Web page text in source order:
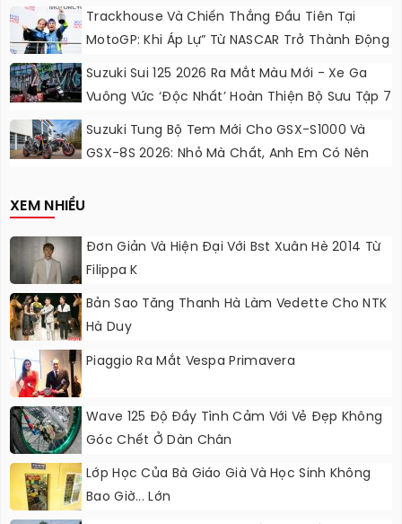
Chơi, Thêm Cá Tính
Trackhouse Và Chiến Thắng Đầu Tiên Tại
MotoGP: Khi Áp Lự” Từ NASCAR Trở Thành Động
Lực Ngọt Ngào
Suzuki Sui 125 2026 Ra Mắt Màu Mới - Xe Ga
Vuông Vức ‘độc Nhất’ Hoàn Thiện Bộ Sưu Tập 7
Sắc Cầu Vồng
Suzuki Tung Bộ Tem Mới Cho GSX-S1000 Và
GSX-8S 2026: Nhỏ Mà Chất, Anh Em Có Nên
XEM NHIỀU
Đơn Giản Và Hiện Đại Với Bst Xuân Hè 2014 Từ
Filippa K
Bản Sao Tăng Thanh Hà Làm Vedette Cho NTK
Hà Duy
Piaggio Ra Mắt Vespa Primavera
Wave 125 Độ Đầy Tình Cảm Với Vẻ Đẹp Không
Góc Chết Ở Dàn Chân
Lớp Học Của Bà Giáo Già Và Học Sinh Không
Bao Giờ... Lớn